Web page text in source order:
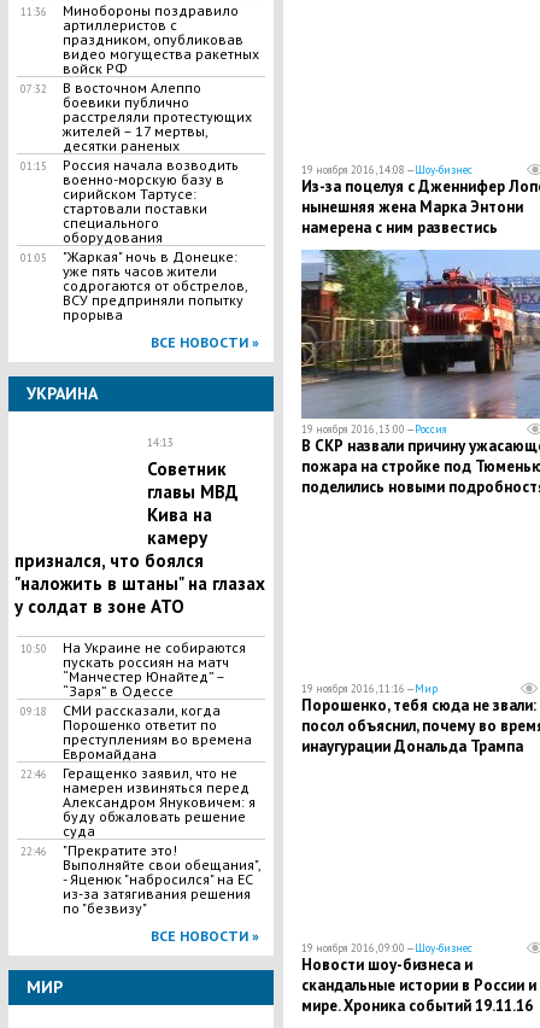
11:36
Минобороны поздравило
артиллеристов с
праздником, опубликовав
видео могущества ракетных
войск РФ
07:32
В восточном Алеппо
боевики публично
расстреляли протестующих
жителей – 17 мертвы,
десятки раненых
01:15
Россия начала возводить
военно-морскую базу в
сирийском Тартусе:
стартовали поставки
специального
оборудования
01:05
"Жаркая" ночь в Донецке:
уже пять часов жители
содрогаются от обстрелов,
ВСУ предприняли попытку
прорыва
ВСЕ НОВОСТИ »
УКРАИНА
14:13
Советник
главы МВД
Кива на
камеру
признался, что боялся
"наложить в штаны" на глазах
у солдат в зоне АТО
10:50
На Украине не собираются
пускать россиян на матч
“Манчестер Юнайтед” –
“Заря” в Одессе
09:18
СМИ рассказали, когда
Порошенко ответит по
преступлениям во времена
Евромайдана
22:46
Геращенко заявил, что не
намерен извиняться перед
Александром Януковичем: я
буду обжаловать решение
суда
22:46
"Прекратите это!
Выполняйте свои обещания",
- Яценюк "набросился" на ЕС
из-за затягивания решения
по "безвизу"
ВСЕ НОВОСТИ »
МИР
19 ноября 2016, 14:08 —Шоу-бизнес
Из-за поцелуя с Дженнифер
нынешняя жена Марка Энтони
намерена с ним развестись
19 ноября 2016, 13:00 —Россия
В СКР назвали причину
пожара на стройке под
поделились новыми
19 ноября 2016, 11:16 —Мир
Порошенко, тебя сюда не звали:
посол объяснил, почему во
инаугурации Дональда Трампа
19 ноября 2016, 09:00 —Шоу-бизнес
Новости шоу-бизнеса и
скандальные истории в России и
мире. Хроника событий 19.11.16